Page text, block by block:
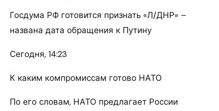
Госдума РФ готовится признать «Л/ДНР» –
названа дата обращения к Путину
Сегодня, 14:23
К каким компромиссам готово НАТО
По его словам, НАТО предлагает России